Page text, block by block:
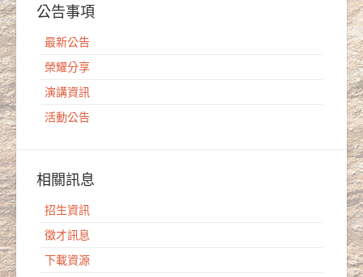
公告事項
最新公告
榮耀分享
演講資訊
活動公告
相關訊息
招生資訊
徵才訊息
下載資源